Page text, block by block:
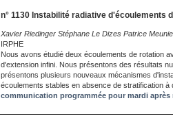
n° 1130 Instabilité radiative d'écoulements
Xavier Riedinger Stéphane Le Dizes Patrice
IRPHE
Nous avons étudié deux écoulements de rotation
d'extension infini. Nous présentons des résultats
présentons plusieurs nouveaux mécanismes
écoulements stables en absence de stratification
communication programmée pour mardi après